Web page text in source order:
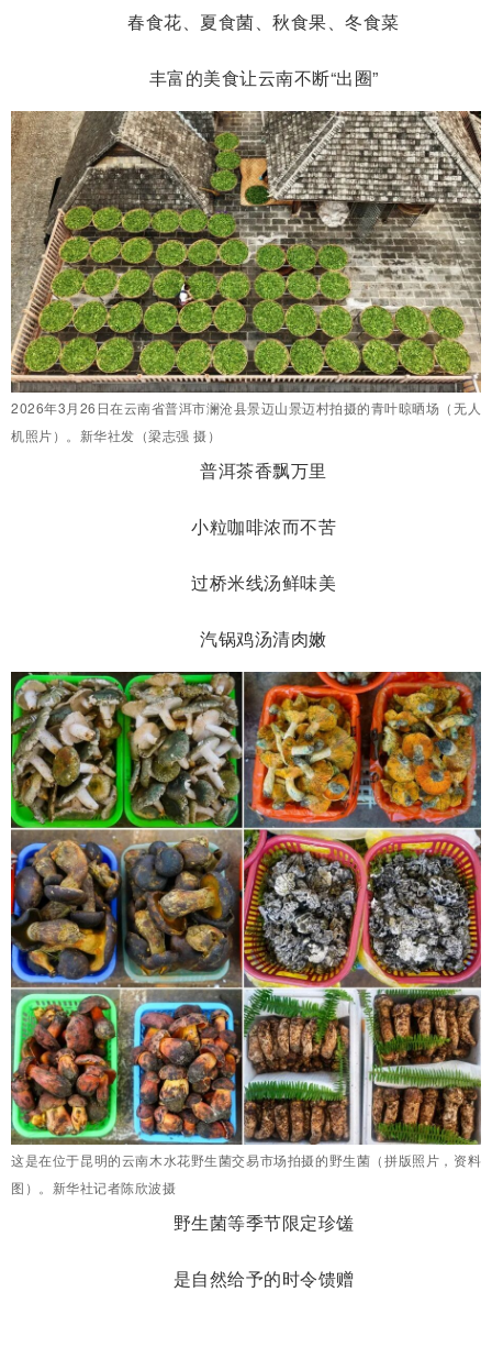
春食花、夏食菌、秋食果、冬食菜
丰富的美食让云南不断“出圈”
2026年3月26日在云南省普洱市澜沧县景迈山景迈村拍摄的青叶晾晒场（无人
机照片）。新华社发（梁志强 摄）
普洱茶香飘万里
小粒咖啡浓而不苦
过桥米线汤鲜味美
汽锅鸡汤清肉嫩
这是在位于昆明的云南木水花野生菌交易市场拍摄的野生菌（拼版照片，资料
图）。新华社记者陈欣波摄
野生菌等季节限定珍馐
是自然给予的时令馈赠